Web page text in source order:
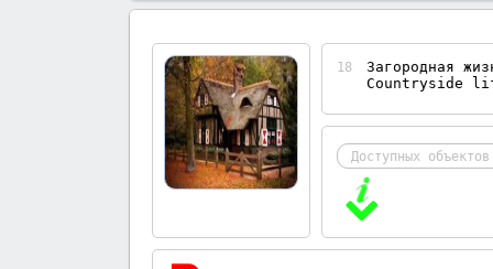
18
Загородная
Countryside
Доступных объектов